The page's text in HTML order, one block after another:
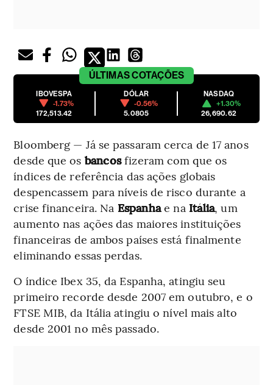
ÚLTIMASCOTAÇÕES
IBOVESPA
-1.73%
172,513.42
DÓLAR
-0.56%
5.0805
NASDAQ
+1.30%
26,690.62
Bloomberg — Já se passaram cerca de 17 anos
desde que os bancosfizeram com que os
índices de referência das ações globais
despencassem para níveis de risco durante a
crise financeira. Na Espanhae na Itália, um
aumento nas ações das maiores instituições
financeiras de ambos países está finalmente
eliminando essas perdas.
O índice Ibex 35, da Espanha, atingiu seu
primeiro recorde desde 2007 em outubro, e o
FTSE MIB, da Itália atingiu o nível mais alto
desde 2001 no mês passado.